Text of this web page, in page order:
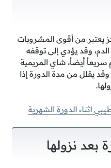
يعتبر من أقوى المشروبات
وقد يؤدي إلى توقفه
أيضاً، شاي المريمية
يقلل من مدة الدورة إذا
اثناء الدورة الشهرية
نزولها